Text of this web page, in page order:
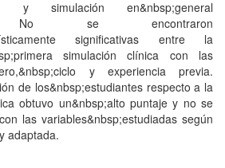
y simulación en&nbsp;general
No se encontraron
significativas entre la
simulación clínica con las
y experiencia previa.
de los&nbsp;estudiantes respecto a la
obtuvo un&nbsp;alto puntaje y no se
las variables&nbsp;estudiadas según
adaptada.